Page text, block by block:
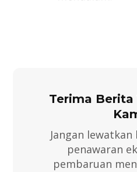
Terima Berita
Jangan
penawaran
pembaruan